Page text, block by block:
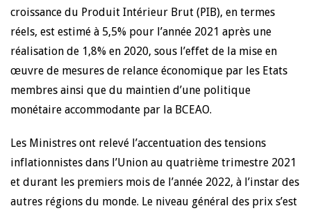
croissance du Produit Intérieur Brut (PIB), en termes
réels, est estimé à 5,5% pour l’année 2021 après une
réalisation de 1,8% en 2020, sous l’effet de la mise en
œuvre de mesures de relance économique par les Etats
membres ainsi que du maintien d’une politique
monétaire accommodante par la BCEAO.
Les Ministres ont relevé l’accentuation des tensions
inflationnistes dans l’Union au quatrième trimestre 2021
et durant les premiers mois de l’année 2022, à l’instar des
autres régions du monde. Le niveau général des prix s’est